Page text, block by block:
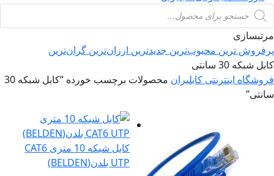
Products
search
مرتبسازی
پرفروش ترین محبوب‌ترین جدیدترین ارزان‌ترین گران‌ترین
کابل شبکه 30 سانتی
فروشگاه اینترنتی کابلیران
محصولات برچسب خورده “کابل شبکه 30
سانتی”
کابل شبکه 10 متری CAT6
UTP بلدن(BELDEN)